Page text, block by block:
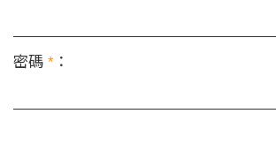
密碼 * ：